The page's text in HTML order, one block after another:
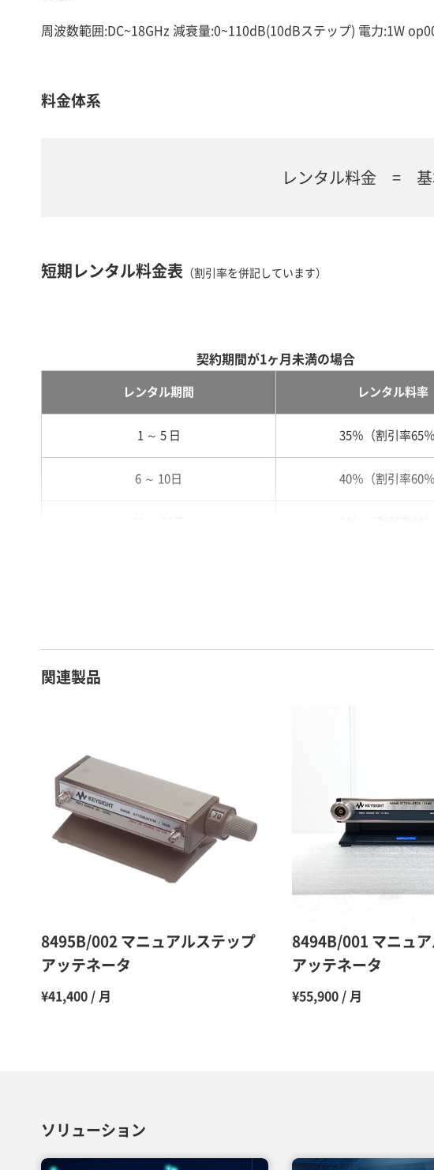
周波数範囲:DC~18GHz 減衰量:0~110dB(10dBステップ) 電力:1W
料金体系
レンタル料金 =
短期レンタル料金表 （割引率を併記しています）
契約期間が1ヶ月未満の場合
レンタル期間 レンタル料率
1 ～ 5 日 35％（割引率65％
6 ～ 10日 40％（割引率60％
26日 ～ 1ヶ月 100％（割引率 0
関連製品
8495B/002 マニュアルステップ
アッテネータ
¥41,400 / 月
8494B/001 マニュ
アッテネータ
¥55,900 / 月
ソリューション